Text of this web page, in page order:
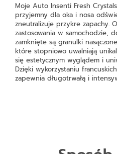
Moje Auto Insenti Fresh
przyjemny dla oka i nosa
zneutralizuje przykre zapachy.
zastosowania w samochodzie,
zamknięte są granulki
które stopniowo uwalniają
się estetycznym wyglądem i
Dzięki wykorzystaniu
zapewnia długotrwałą i